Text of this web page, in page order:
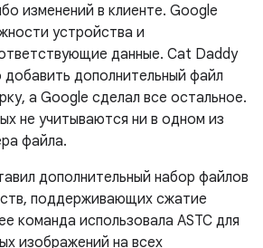
изменений в клиенте. Google
устройства и
данные. Cat Daddy
дополнительный файл
а Google сделал все остальное.
не учитываются ни в одном из
файла.
дополнительный набор файлов
поддерживающих сжатие
команда использовала ASTC для
изображений на всех